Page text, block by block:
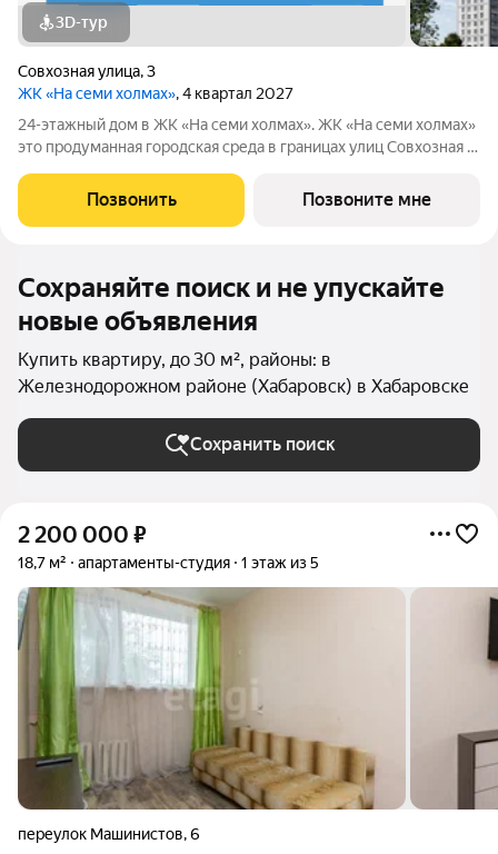
3D-тур
Совхозная улица,3
ЖК «На семи холмах», 4 квартал 2027
24-этажный дом в ЖК «На семи холмах». ЖК «На семи холмах»
это продуманная городская среда в границах улиц Совхозная и
создают гармоничную атмосферу для жизни, работы и отдыха.
Архитектурную
Позвонить Позвоните мне
Сохраняйте поиск и не упускайте
новые объявления
Купить квартиру, до 30 м², районы: в
Железнодорожном районе (Хабаровск) в Хабаровске
Сохранить поиск
2 200 000 ₽
18,7 м² апартаменты-студия 1 этаж из 5
переулок Машинистов,6